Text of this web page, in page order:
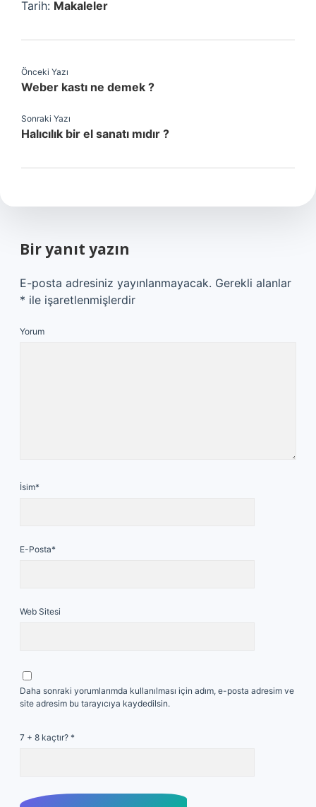
Tarih: Makaleler
Önceki Yazı
Weber kastı ne demek ?
Sonraki Yazı
Halıcılık bir el sanatı mıdır ?
Bir yanıt yazın
E-posta adresiniz yayınlanmayacak. Gerekli alanlar
* ile işaretlenmişlerdir
Yorum
İsim*
E-Posta*
Web Sitesi
Daha sonraki yorumlarımda kullanılması için adım, e-posta adresim ve
site adresim bu tarayıcıya kaydedilsin.
7 + 8 kaçtır? *